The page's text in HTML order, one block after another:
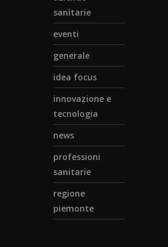
sanitarie
eventi
generale
idea focus
innovazione e
tecnologia
news
professioni
sanitarie
regione
piemonte